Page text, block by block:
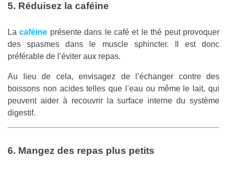
5. Réduisez la caféine
Lacaféine présente dans le café et le thé peut provoquer
des spasmes dans le muscle sphincter. Il est donc
préférable de l’éviter aux repas.
Au lieu de cela, envisagez de l’échanger contre des
boissons non acides telles que l’eau ou même le lait, qui
peuvent aider à recouvrir la surface interne du système
digestif.
6. Mangez des repas plus petits